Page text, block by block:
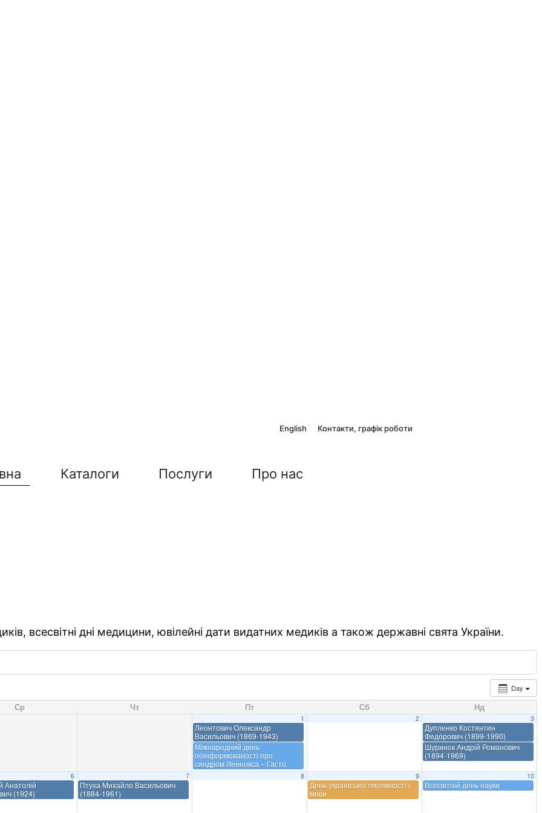
English Контакти, графік роботи
Каталоги Послуги Про нас
всесвітні дні медицини, ювілейні дати видатних медиків а також державні свята України.
Day
Ср Чт Пт Сб Нд
1
Леонтович Олександр
Васильович (1869-1943)
Міжнародний день
поінформованості про
синдром Леннокса – Гасто
2 3
Дупленко Костянтин
Федорович (1899-1990)
Шуринок Андрій Романович
(1894-1969)
6
Анатолій
(1924)
7
Птуха Михайло Васильович
(1884-1961)
8 9
День української писемності і
мови
10
Всесвітній день науки